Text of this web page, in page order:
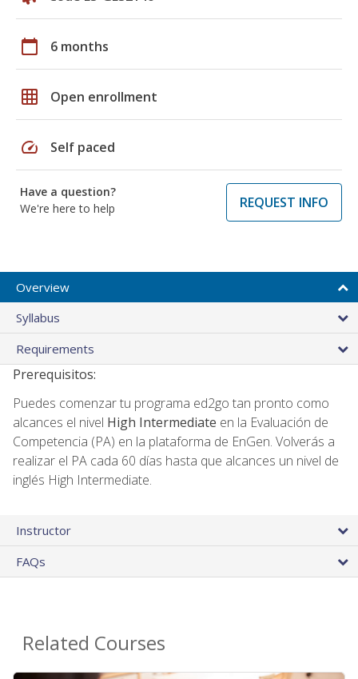
calendar_today 6 months
grid_on Open enrollment
speed Self paced
Have a question?
We're here to help
REQUEST INFO
Overview
Syllabus
Requirements
Prerequisitos:
Puedes comenzar tu programa ed2go tan pronto como
alcances el nivel High Intermediate en la Evaluación de
Competencia (PA) en la plataforma de EnGen. Volverás a
realizar el PA cada 60 días hasta que alcances un nivel de
inglés High Intermediate.
Instructor
FAQs
Related Courses